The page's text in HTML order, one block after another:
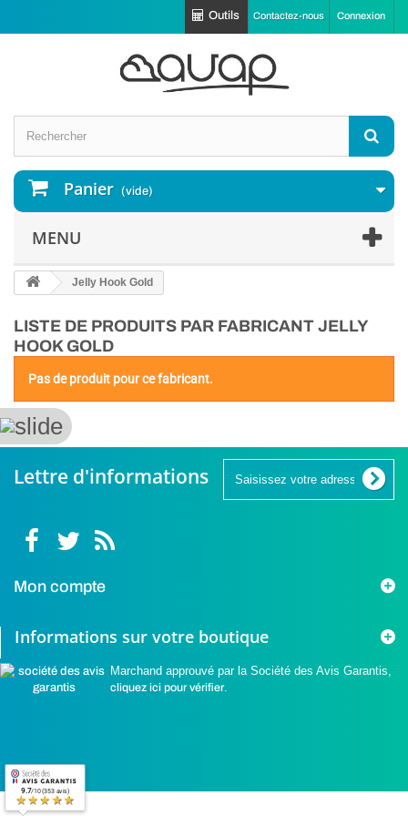
Connexion
Contactez-nous
Outils
Panier (vide)
MENU
Jelly Hook Gold
LISTE DE PRODUITS PAR FABRICANT JELLY
HOOK GOLD
Pas de produit pour ce fabricant.
Lettre d'informations
Mon compte
Informations sur votre boutique
Marchand approuvé par la Société des Avis Garantis,
cliquez ici pour vérifier.
9.7/10 (353 avis)
★★★★★